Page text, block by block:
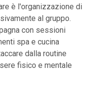
è l'organizzazione di
al gruppo.
con sessioni
spa e cucina
dalla routine
fisico e mentale